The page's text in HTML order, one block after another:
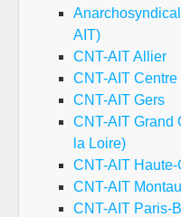
AIT)
CNT-AIT Allier
CNT-AIT Centre
CNT-AIT Gers
CNT-AIT Grand
la Loire)
CNT-AIT
CNT-AIT
CNT-AIT Paris-